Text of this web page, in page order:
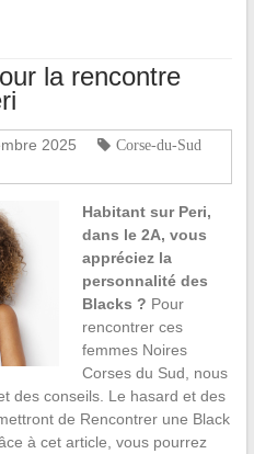
la rencontre
2025
Corse-du-Sud
Habitant sur Peri,
dans le 2A, vous
appréciez la
personnalité des
Blacks ? Pour
rencontrer ces
femmes Noires
Corses du Sud, nous
des conseils. Le hasard et des
de Rencontrer une Black
à cet article, vous pourrez